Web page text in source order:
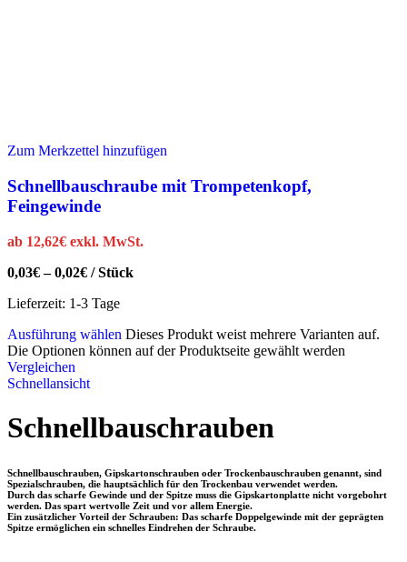
Zum Merkzettel hinzufügen
Schnellbauschraube mit Trompetenkopf,
Feingewinde
ab 12,62€ exkl. MwSt.
0,03€–0,02€ /Stück
Lieferzeit: 1-3 Tage
Ausführung wählen Dieses Produkt weist mehrere Varianten auf.
Die Optionen können auf der Produktseite gewählt werden
Vergleichen
Schnellansicht
Schnellbauschrauben
Schnellbauschrauben, Gipskartonschrauben oder Trockenbauschrauben genannt, sind
Spezialschrauben, die hauptsächlich für den Trockenbau verwendet werden.
Durch das scharfe Gewinde und der Spitze muss die Gipskartonplatte nicht vorgebohrt
werden. Das spart wertvolle Zeit und vor allem Energie.
Ein zusätzlicher Vorteil der Schrauben: Das scharfe Doppelgewinde mit der geprägten
Spitze ermöglichen ein schnelles Eindrehen der Schraube.